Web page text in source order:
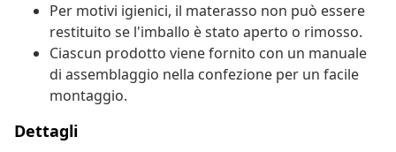
Per motivi igienici, il materasso non può essere
restituito se l'imballo è stato aperto o rimosso.
Ciascun prodotto viene fornito con un manuale
di assemblaggio nella confezione per un facile
montaggio.
Dettagli